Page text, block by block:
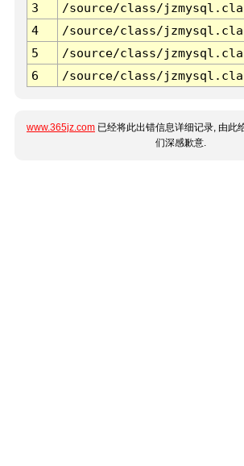
3 /source/class/
4
/source/class/
5
/source/class/
6
/source/class/
www.365jz.com 已经将此出错信息详细记录, 由此
们深感歉意.